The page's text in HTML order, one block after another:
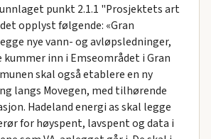
punkt 2.1.1 "Prosjektets art
opplyst følgende: «Gran
nye vann- og avløpsledninger,
inn i Emseområdet i Gran
skal også etablere en ny
langs Movegen, med tilhørende
Hadeland energi as skal legge
for høyspent, lavspent og data i